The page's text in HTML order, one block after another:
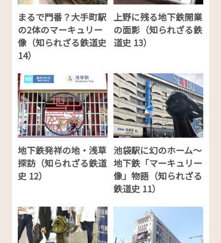
まるで門番？大手町駅
の2体のマーキュリー
像（知られざる鉄道史
14）
上野に残る地下鉄開業
の面影（知られざる鉄
道史 13）
地下鉄発祥の地・浅草
探訪（知られざる鉄道
史 12）
池袋駅に幻のホーム～
地下鉄「マーキュリー
像」物語（知られざる
鉄道史 11）